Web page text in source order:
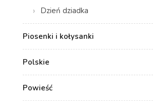
Dzień dziadka
Piosenki i kołysanki
Polskie
Powieść